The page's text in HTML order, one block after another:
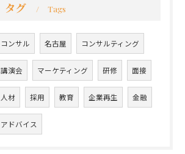
タグ Tags
コンサル 名古屋 コンサルティング
講演会 マーケティング 研修 面接
人材 採用 教育 企業再生 金融
アドバイス